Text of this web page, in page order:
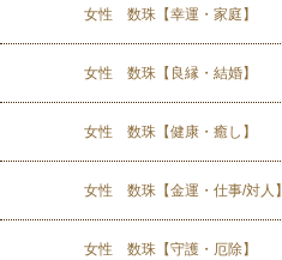
女性 数珠【幸運・家庭】
女性 数珠【良縁・結婚】
女性 数珠【健康・癒し】
女性 数珠【金運・仕事/対人】
女性 数珠【守護・厄除】